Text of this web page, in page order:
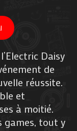
Daisy
de
réussite.
et
à moitié.
games, tout y